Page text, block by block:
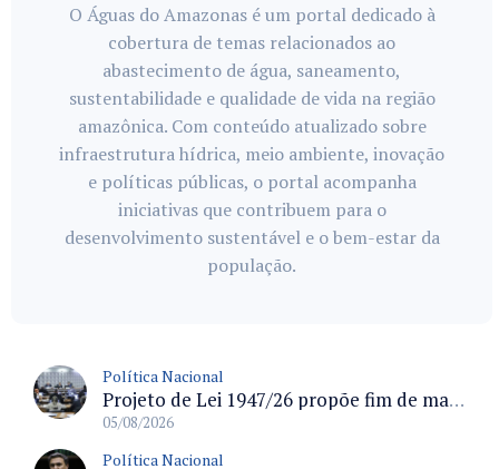
O Águas do Amazonas é um portal dedicado à
cobertura de temas relacionados ao
abastecimento de água, saneamento,
sustentabilidade e qualidade de vida na região
amazônica. Com conteúdo atualizado sobre
infraestrutura hídrica, meio ambiente, inovação
e políticas públicas, o portal acompanha
iniciativas que contribuem para o
desenvolvimento sustentável e o bem-estar da
população.
Política Nacional
Projeto de Lei 1947/26 propõe fim de margens para cartão de crédito e consignado do INSS
05/08/2026
Política Nacional